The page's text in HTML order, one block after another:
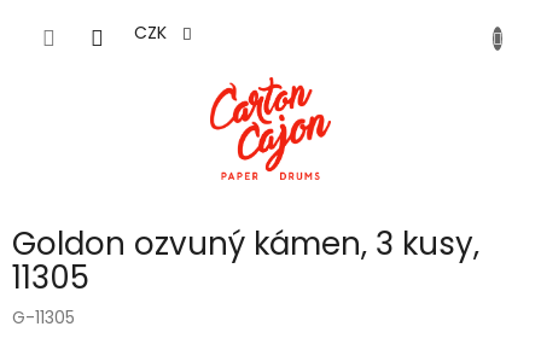
CZK
Goldon ozvuný kámen, 3 kusy,
11305
G-11305